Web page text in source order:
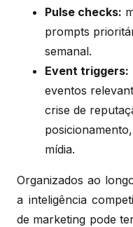
Pulse checks:
prompts
semanal.
Event triggers:
eventos
crise de
mídia.
Organizados ao
a inteligência
de marketing pode